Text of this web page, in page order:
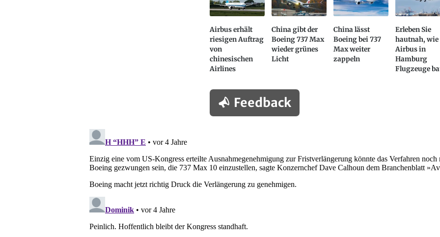
Airbus erhält
riesigen Auftrag
von
chinesischen
Airlines
China gibt der
Boeing 737 Max
wieder grünes
Licht
China lässt
Boeing bei 737
Max weiter
zappeln
Erleben Sie
hautnah, wie
Airbus in
Hamburg
Flugzeuge
Feedback